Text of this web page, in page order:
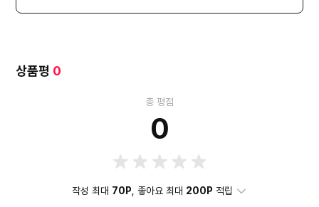
상품평 0
총 평점
0
작성 최대 70P , 좋아요 최대 200P 적립